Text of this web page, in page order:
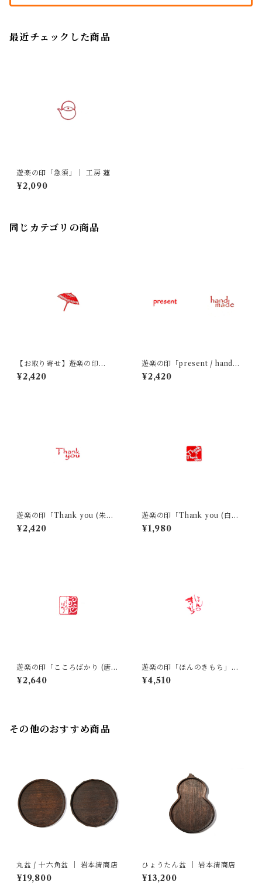
最近チェックした商品
遊楽の印「急須」｜ 工房 蓮
¥2,090
同じカテゴリの商品
【お取り寄せ】遊楽の印
「傘」｜ 工房 蓮
¥2,420
遊楽の印「present / handma
de」｜ 工房 蓮
¥2,420
遊楽の印「Thank you (朱
文)」｜ 工房 蓮
¥2,420
遊楽の印「Thank you (白
文)」｜ 工房 蓮
¥1,980
遊楽の印「こころばかり (唐
草)」｜ 工房 蓮
¥2,640
遊楽の印「ほんのきもち」｜
工房 蓮
¥4,510
その他のおすすめ商品
丸盆 / 十六角盆 ｜ 岩本清商店
¥19,800
ひょうたん盆 ｜ 岩本清商店
¥13,200